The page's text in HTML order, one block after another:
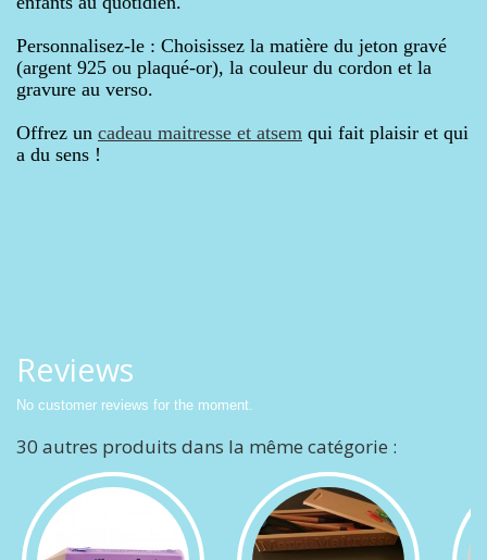
Personnalisez-le : Choisissez la matière du jeton gravé
(argent 925 ou plaqué-or), la couleur du cordon et la
gravure au verso.
Offrez un cadeau maitresse et atsem qui fait plaisir et qui
a du sens !
Reviews
No customer reviews for the moment.
30 autres produits dans la même catégorie :